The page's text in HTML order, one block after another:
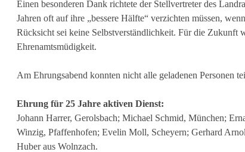
Einen besonderen Dank richtete der Stellvertreter des
Jahren oft auf ihre „bessere Hälfte“ verzichten müssen,
Rücksicht sei keine Selbstverständlichkeit. Für die
Ehrenamtsmüdigkeit.
Am Ehrungsabend konnten nicht alle geladenen Personen
Ehrung für 25 Jahre aktiven Dienst:
Johann Harrer, Gerolsbach; Michael Schmid, München;
Winzig, Pfaffenhofen; Evelin Moll, Scheyern; Gerhard
Huber aus Wolnzach.